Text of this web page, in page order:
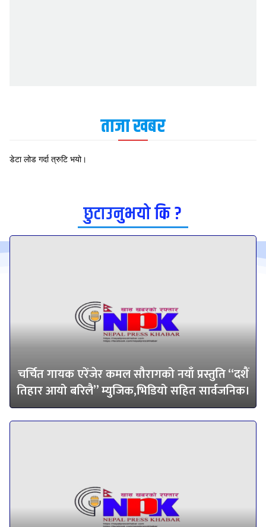
ताजा खबर
डेटा लोड गर्दा त्रुटि भयो।
छुटाउनुभयो कि ?
चर्चित गायक एरेंजेर कमल सौरागको नयाँ प्रस्तुति “दशैं
तिहार आयो बरिलै” म्युजिक,भिडियो सहित सार्वजनिक।